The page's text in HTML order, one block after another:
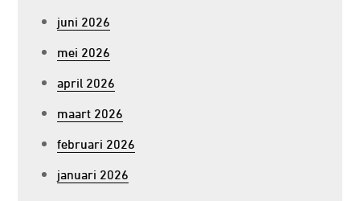
juni 2026
mei 2026
april 2026
maart 2026
februari 2026
januari 2026